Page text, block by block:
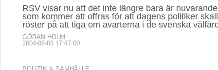
RSV visar nu att det inte längre bara är
som kommer att offras för att dagens politiker
röster på att tiga om avarterna i de svenska
GÖRAN HOLM
2004-06-03 17:47:00